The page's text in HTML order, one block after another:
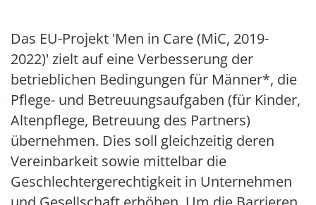
Das EU-Projekt 'Men in Care (MiC, 2019-
2022)' zielt auf eine Verbesserung der
betrieblichen Bedingungen für Männer*, die
Pflege- und Betreuungsaufgaben (für Kinder,
Altenpflege, Betreuung des Partners)
übernehmen. Dies soll gleichzeitig deren
Vereinbarkeit sowie mittelbar die
Geschlechtergerechtigkeit in Unternehmen